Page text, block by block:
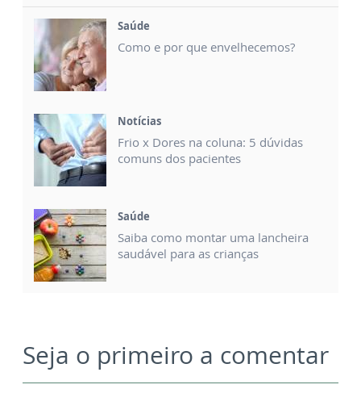
Saúde
Como e por que envelhecemos?
Notícias
Frio x Dores na coluna: 5 dúvidas
comuns dos pacientes
Saúde
Saiba como montar uma lancheira
saudável para as crianças
Seja o primeiro a comentar